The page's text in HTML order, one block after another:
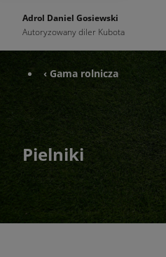
Adrol Daniel Gosiewski
Autoryzowany diler Kubota
‹ Gama rolnicza
Pielniki